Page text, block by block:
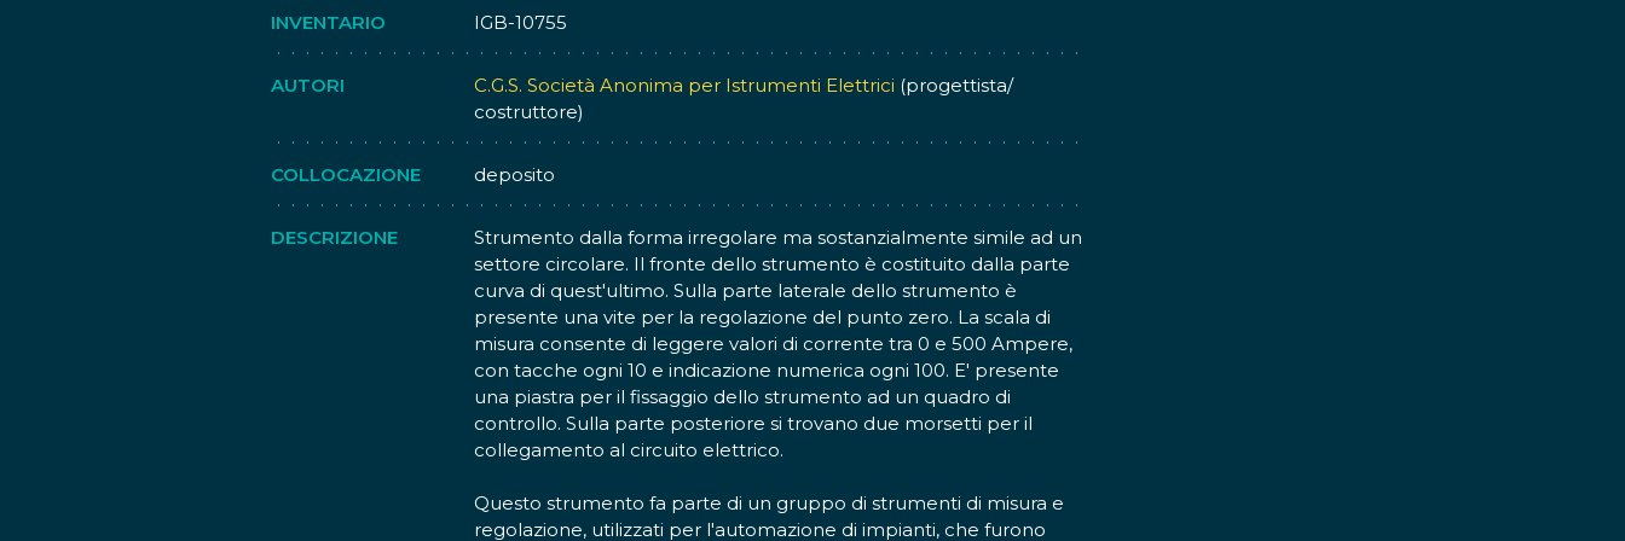
INVENTARIO IGB-10755
AUTORI C.G.S. Società Anonima per Istrumenti Elettrici (progettista/
costruttore)
COLLOCAZIONE deposito
DESCRIZIONE
Strumento dalla forma irregolare ma sostanzialmente simile ad un
settore circolare. Il fronte dello strumento è costituito dalla parte
curva di quest'ultimo. Sulla parte laterale dello strumento è
presente una vite per la regolazione del punto zero. La scala di
misura consente di leggere valori di corrente tra 0 e 500 Ampere,
con tacche ogni 10 e indicazione numerica ogni 100. E' presente
una piastra per il fissaggio dello strumento ad un quadro di
controllo. Sulla parte posteriore si trovano due morsetti per il
collegamento al circuito elettrico.
Questo strumento fa parte di un gruppo di strumenti di misura e
regolazione, utilizzati per l'automazione di impianti, che furono